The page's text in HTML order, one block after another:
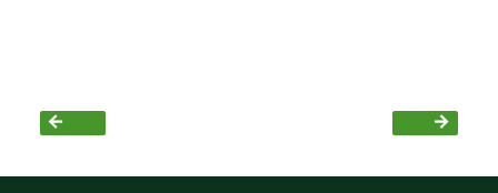
Aktiv werden
Termine